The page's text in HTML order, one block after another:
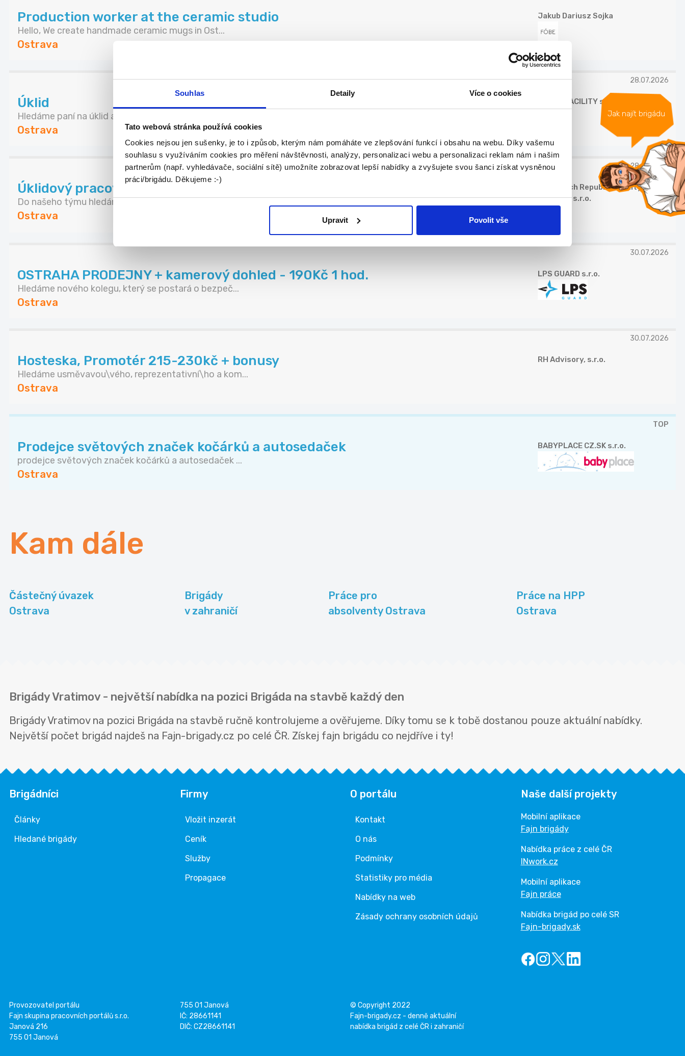
Souhlas Detaily Více o cookies
Tato webová stránka používá cookies
Cookies nejsou jen sušenky, je to i způsob, kterým nám pomáháte ve zlepšování funkcí i obsahu na webu. Díky vašemu
souhlasu s využíváním cookies pro měření návštěvnosti, analýzy, personalizaci webu a personalizaci reklam nám i našim
partnerům (např. vyhledávače, sociální sítě) umožníte zobrazovat lepší nabídky a zvyšujete svou šanci získat vysněnou
práci/brigádu. Děkujeme :-)
Upravit Povolit vše
Jak najít brigádu
Production worker at the ceramic studio
Hello, We create handmade ceramic mugs in Ost...
Ostrava
Jakub Dariusz Sojka
28.07.2026
Úklid
Hledáme paní na úklid autosalonu. Pracovní doba...
Ostrava
GLANC FACILITY s.r.o.
28.07.2026
Úklidový pracovník - MORAVSKÁ OSTRAVA (A869)
Do našeho týmu hledáme spolehlivou a pečlivou pr...
Ostrava
B+N Czech Republic Facility
Services s.r.o.
30.07.2026
OSTRAHA PRODEJNY + kamerový dohled - 190Kč 1 hod.
Hledáme nového kolegu, který se postará o bezpeč...
Ostrava
LPS GUARD s.r.o.
30.07.2026
Hosteska, Promotér 215-230kč + bonusy
Hledáme usměvavou\vého, reprezentativní\ho a kom...
Ostrava
RH Advisory, s.r.o.
TOP
Prodejce světových značek kočárků a autosedaček
prodejce světových značek kočárků a autosedaček ...
Ostrava
BABYPLACE CZ.SK s.r.o.
Kam dále
Částečný úvazek
Ostrava
Brigády
v zahraničí
Práce pro
absolventy Ostrava
Práce na HPP
Ostrava
Brigády Vratimov - největší nabídka na pozici Brigáda na stavbě každý den
Brigády Vratimov na pozici Brigáda na stavbě ručně kontrolujeme a ověřujeme. Díky tomu se k tobě dostanou pouze aktuální nabídky.
Největší počet brigád najdeš na Fajn-brigady.cz po celé ČR. Získej fajn brigádu co nejdříve i ty!
Brigádníci
Články
Hledané brigády
Firmy
Vložit inzerát
Ceník
Služby
Propagace
O portálu
Kontakt
O nás
Podmínky
Statistiky pro média
Nabídky na web
Zásady ochrany osobních údajů
Naše další projekty
Mobilní aplikace
Fajn brigády
Nabídka práce z celé ČR
INwork.cz
Mobilní aplikace
Fajn práce
Nabídka brigád po celé SR
Fajn-brigady.sk
Provozovatel portálu
Fajn skupina pracovních portálů s.r.o.
Janová 216
755 01 Janová
755 01 Janová
IČ: 28661141
DIČ: CZ28661141
© Copyright 2022
Fajn-brigady.cz - denně aktuální
nabídka brigád z celé ČR i zahraničí